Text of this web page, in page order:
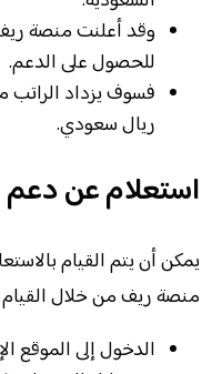
وقد أعلنت منصة
للحصول على الدعم.
فسوف يزداد
ريال سعودي.
استعلام عن
يمكن أن يتم القيام
منصة ريف من خلال القيام
الدخول إلى الموقع